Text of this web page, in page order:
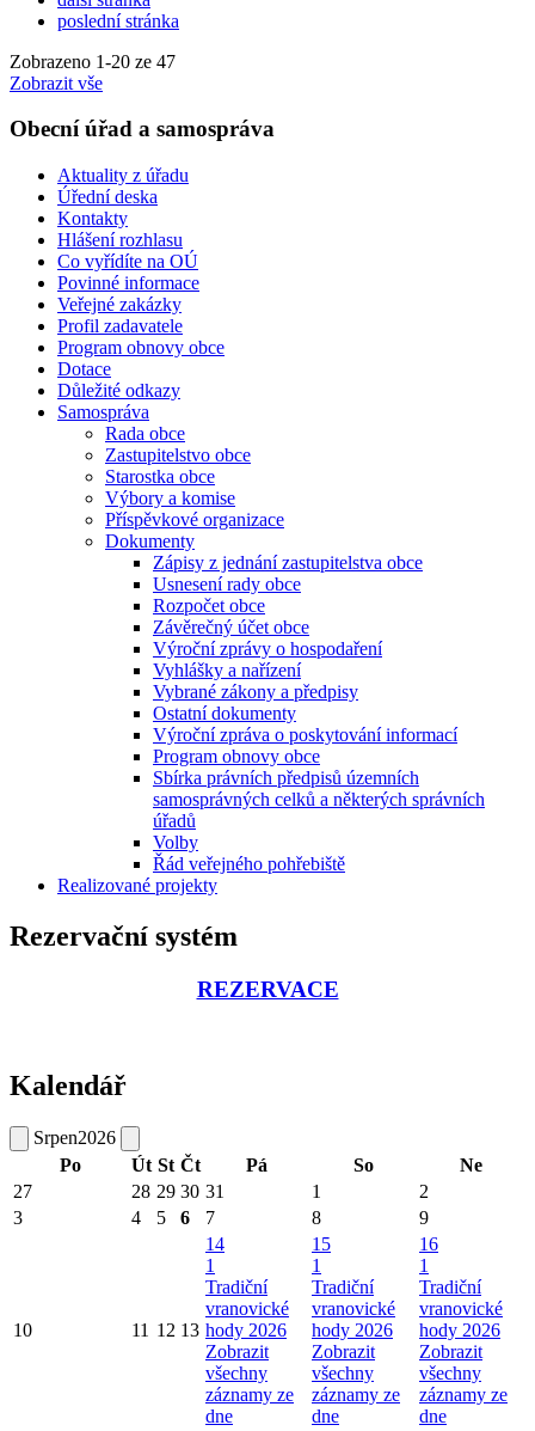
poslední stránka
Zobrazeno 1-20 ze 47
Zobrazit vše
Obecní úřad a samospráva
Aktuality z úřadu
Úřední deska
Kontakty
Hlášení rozhlasu
Co vyřídíte na OÚ
Povinné informace
Veřejné zakázky
Profil zadavatele
Program obnovy obce
Dotace
Důležité odkazy
Samospráva
Rada obce
Zastupitelstvo obce
Starostka obce
Výbory a komise
Příspěvkové organizace
Dokumenty
Zápisy z jednání zastupitelstva obce
Usnesení rady obce
Rozpočet obce
Závěrečný účet obce
Výroční zprávy o hospodaření
Vyhlášky a nařízení
Vybrané zákony a předpisy
Ostatní dokumenty
Výroční zpráva o poskytování informací
Program obnovy obce
Sbírka právních předpisů územních
samosprávných celků a některých správních
úřadů
Volby
Řád veřejného pohřebiště
Realizované projekty
Rezervační systém
REZERVACE
Kalendář
Srpen2026
Po
Út St Čt Pá So
Ne
27
28 29 30 31 1
2
3
4 5 6 7 8 9
10 11 12 13
14
1
Tradiční
vranovické
hody 2026
Zobrazit
všechny
záznamy ze
dne
15
1
Tradiční
vranovické
hody 2026
Zobrazit
všechny
záznamy ze
dne
16
1
Tradiční
vranovické
hody 2026
Zobrazit
všechny
záznamy ze
dne